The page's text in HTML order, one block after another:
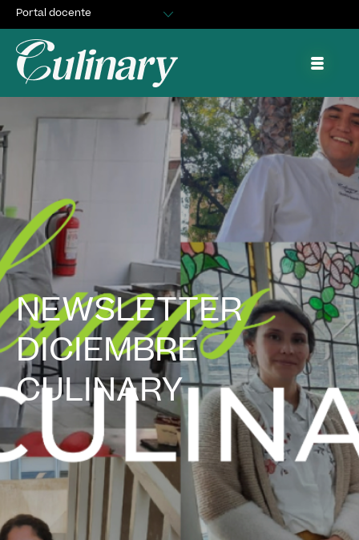
Portal docente
Asuntos Estudiantiles
Portal de trabajo y prácticas
NEWSLETTER
DICIEMBRE
CULINARY